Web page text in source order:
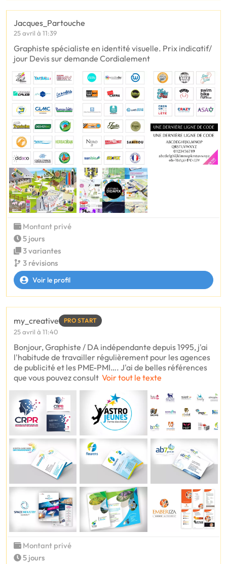
Jacques_Partouche
25 avril à 11:39
Graphiste spécialiste en identité visuelle. Prix indicatif/
jour Devis sur demande Cordialement
Montant privé
5 jours
3 variantes
3 révisions
Voir le profil
my_creative PRO START
25 avril à 11:40
Bonjour, Graphiste / DA indépendante depuis 1995, j'ai
l'habitude de travailler régulièrement pour les agences
de publicité et les PME-PMI…. J'ai de belles références
que vous pouvez consult Voir tout le texte
Montant privé
5 jours